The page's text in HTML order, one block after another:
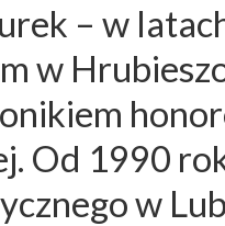
– w
w
Od 1990
w